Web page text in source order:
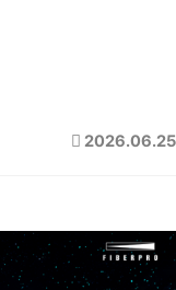
2026.06.25